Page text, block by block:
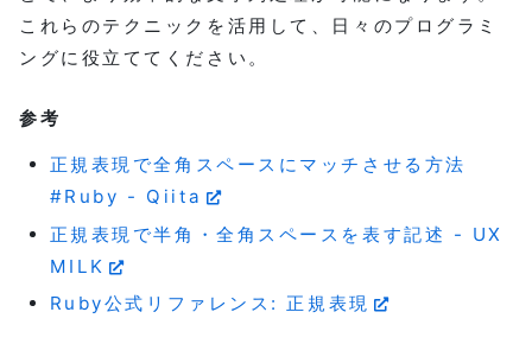
これらのテクニックを活用して、日々のプログラミ
ングに役立ててください。
参考
正規表現で全角スペースにマッチさせる方法
#Ruby - Qiita
正規表現で半角・全角スペースを表す記述 - UX
MILK
Ruby公式リファレンス: 正規表現